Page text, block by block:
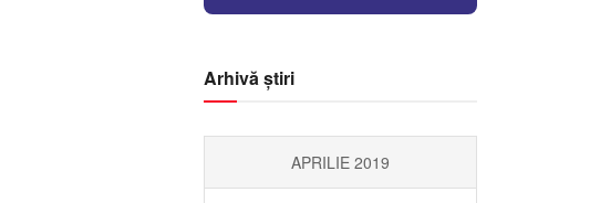
Arhivă știri
APRILIE 2019